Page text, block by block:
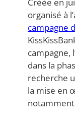
Créée en
organisé à
campagne
campagne,
dans la
recherche
la mise en
notamment